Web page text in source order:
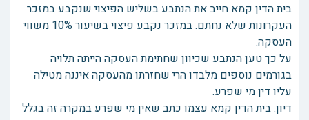
בית הדין קמא חייב את הנתבע בשליש הפיצוי שנקבע במזכר
העקרונות שלא נחתם. במזכר נקבע פיצוי בשיעור 10% משווי
העסקה.
על כך טען הנתבע שכיוון שחתימת העסקה הייתה תלויה
בגורמים נוספים מלבדו הרי שחזרתו מהעסקה איננה מטילה
עליו דין מי שפרע.
דיון: בית הדין קמא עצמו כתב שאין מי שפרע במקרה זה בגלל